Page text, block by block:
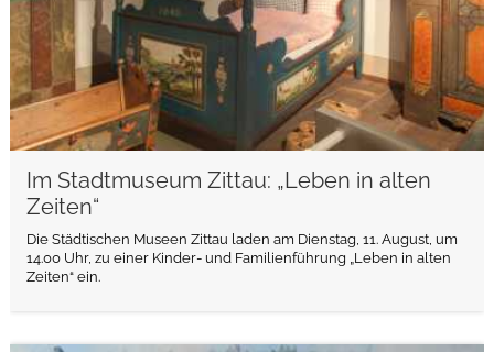
Im Stadtmuseum Zittau: „Leben in alten
Zeiten“
Die Städtischen Museen Zittau laden am Dienstag, 11. August, um
14.00 Uhr, zu einer Kinder- und Familienführung „Leben in alten
Zeiten“ ein.